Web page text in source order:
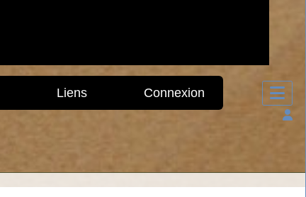
Liens Connexion